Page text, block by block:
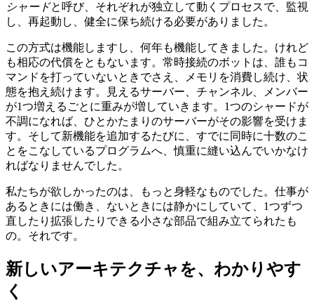
シャードと呼び、それぞれが独立して動くプロセスで、監視
し、再起動し、健全に保ち続ける必要がありました。
この方式は機能しますし、何年も機能してきました。けれど
も相応の代償をともないます。常時接続のボットは、誰もコ
マンドを打っていないときでさえ、メモリを消費し続け、状
態を抱え続けます。見えるサーバー、チャンネル、メンバー
が1つ増えるごとに重みが増していきます。1つのシャードが
不調になれば、ひとかたまりのサーバーがその影響を受けま
す。そして新機能を追加するたびに、すでに同時に十数のこ
とをこなしているプログラムへ、慎重に縫い込んでいかなけ
ればなりませんでした。
私たちが欲しかったのは、もっと身軽なものでした。仕事が
あるときには働き、ないときには静かにしていて、1つずつ
直したり拡張したりできる小さな部品で組み立てられたも
の。それです。
新しいアーキテクチャを、わかりやす
く